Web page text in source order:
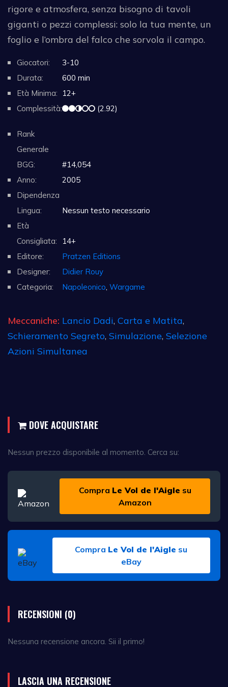
rigore e atmosfera, senza bisogno di tavoli
giganti o pezzi complessi: solo la tua mente, un
foglio e l’ombra del falco che sorvola il campo.
Giocatori:
3-10
Durata:
600 min
Età Minima:
12+
Complessità:
(2.92)
Rank
Generale
BGG:
#14,054
Anno:
2005
Dipendenza
Lingua:
Nessun testo necessario
Età
Consigliata:
14+
Editore:
Pratzen Editions
Designer:
Didier Rouy
Categoria:
Napoleonico Wargame
Meccaniche: Lancio Dadi, Carta e Matita,
Schieramento Segreto, Simulazione, Selezione
Azioni Simultanea
DOVE ACQUISTARE
Nessun prezzo disponibile al momento. Cerca su:
Compra Le Vol de l'Aigle su
Amazon
Compra Le Vol de l'Aigle su
eBay
RECENSIONI (0)
Nessuna recensione ancora. Sii il primo!
LASCIA UNA RECENSIONE